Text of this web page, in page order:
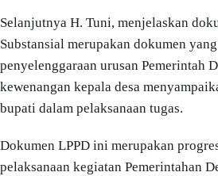
Selanjutnya H. Tuni, menjelaskan
Substansial merupakan dokumen
penyelenggaraan urusan Pemerintah
kewenangan kepala desa
bupati dalam pelaksanaan tugas.
Dokumen LPPD ini merupakan
pelaksanaan kegiatan Pemerintahan